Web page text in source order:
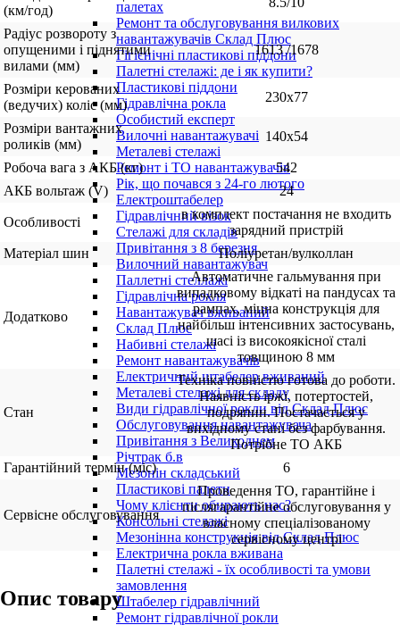
палетах
Ремонт та обслуговування вилкових
навантажувачів Склад Плюс
Гігієнічні пластикові піддони
Палетні стелажі: де і як купити?
Пластикові піддони
Гідравлічна рокла
Особистий експерт
Вилочні навантажувачі
Металеві стелажі
Ремонт і ТО навантажувачів
Рік, що почався з 24-го лютого
Електроштабелер
Гідравлічний візок
Стелажі для складів
Привітання з 8 березня
Вилочний навантажувач
Паллетні стеллажі
Гідравлічна рохля
Навантажувач вживаний
Склад Плюс
Набивні стелажі
Ремонт навантажувачів
Електричний штабелер вживаний
Металеві стелажі для складу
Види гідравлічної рокли від Склад Плюс
Обслуговування навантажувача
Привітання з Великоднем
Річтрак б.в
Мезонін складський
Пластикові палети
Чому клієнти обирають нас?
Консольні стелажі
Мезонінна конструкція від Склад Плюс
Електрична рокла вживана
Палетні стелажі - їх особливості та умови
замовлення
Штабелер гідравлічний
Ремонт гідравлічної рокли
(км/год)
Радіус розвороту з
опущеними і піднятими
вилами (мм)
1613 /1678
Розміри керованих
(ведучих) коліс (мм)
230х77
Розміри вантажних
роликів (мм)
140x54
Робоча вага з АКБ (кг)
542
АКБ вольтаж (V)
24
Особливості
в комплект постачання не входить
зарядний пристрій
Матеріал шин
Поліуретан/вулколлан
Додатково
Автоматичне гальмування при
випадковому відкаті на пандусах та
рампах, міцна конструкція для
найбільш інтенсивних застосувань,
шасі із високоякісної сталі
товщиною 8 мм
Стан
Техніка повністю готова до роботи.
Наявність іржі, потертостей,
подряпин. Постачається у
вихідному стані без фарбування.
Потрібне ТО АКБ
Гарантійний термін (міс)
6
Сервісне обслуговування
Проведення ТО, гарантійне і
післягарантійне обслуговування у
власному спеціалізованому
сервісному центрі
Опис товару